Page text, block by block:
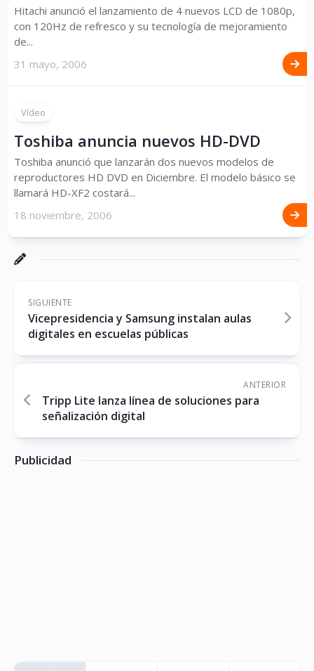
Hitachi anunció el lanzamiento de 4 nuevos LCD de 1080p,
con 120Hz de refresco y su tecnología de mejoramiento
de...
31 mayo, 2006
Vídeo
Toshiba anuncia nuevos HD-DVD
Toshiba anunció que lanzarán dos nuevos modelos de
reproductores HD DVD en Diciembre. El modelo básico se
llamará HD-XF2 costará...
18 noviembre, 2006
SIGUIENTE
Vicepresidencia y Samsung instalan aulas
digitales en escuelas públicas
ANTERIOR
Tripp Lite lanza línea de soluciones para
señalización digital
Publicidad